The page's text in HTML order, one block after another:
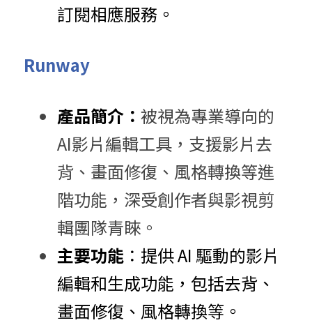
訂閱相應服務。
Runway
產品簡介： 被視為專業導向的
AI影片編輯工具，支援影片去
背、畫面修復、風格轉換等進
階功能，深受創作者與影視剪
輯團隊青睞。
主要功能 ：​提供 AI 驅動的影片
編輯和生成功能，包括去背、
畫面修復、風格轉換等。​